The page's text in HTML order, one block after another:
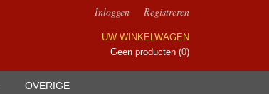
Inloggen Registreren
UW WINKELWAGEN
Geen producten (0)
OVERIGE